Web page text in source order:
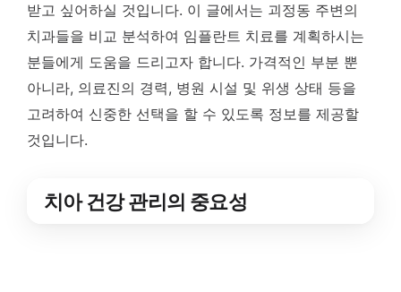
받고 싶어하실 것입니다. 이 글에서는 괴정동 주변의
치과들을 비교 분석하여 임플란트 치료를 계획하시는
분들에게 도움을 드리고자 합니다. 가격적인 부분 뿐
아니라, 의료진의 경력, 병원 시설 및 위생 상태 등을
고려하여 신중한 선택을 할 수 있도록 정보를 제공할
것입니다.
치아 건강 관리의 중요성